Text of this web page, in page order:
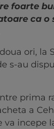
foarte
ca o
ori, la
s-au
prima
a
va incepe